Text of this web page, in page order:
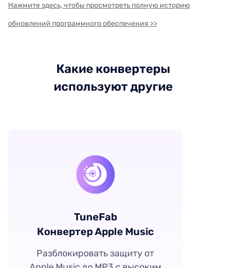
Нажмите здесь, чтобы просмотреть полную историю
обновлений программного обеспечения >>
Какие конвертеры
используют другие
TuneFab
Конвертер Apple Music
Разблокировать защиту от